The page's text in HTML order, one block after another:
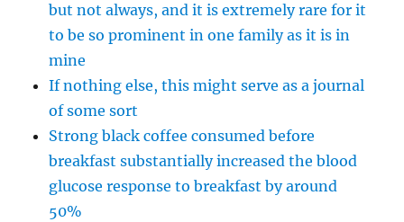
but not always, and it is extremely rare for it
to be so prominent in one family as it is in
mine
If nothing else, this might serve as a journal
of some sort
Strong black coffee consumed before
breakfast substantially increased the blood
glucose response to breakfast by around
50%